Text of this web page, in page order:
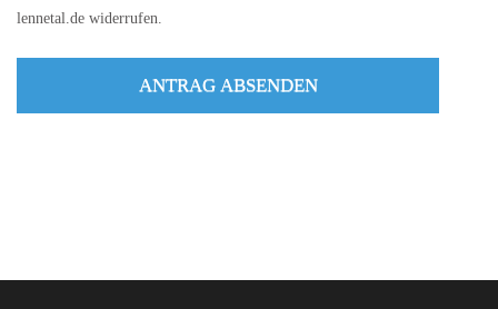
lennetal.de widerrufen.